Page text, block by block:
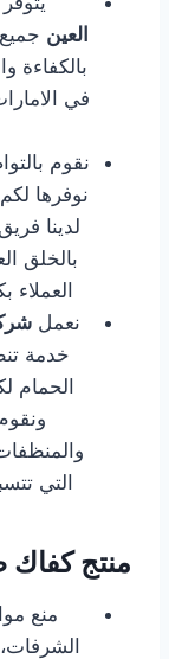
العين
بالكفاءة
في
نقوم
نوفرها
لدينا
بالخلق
العملاء
نعمل
خدمة
الحمام
التي
منتج كفاك
منع